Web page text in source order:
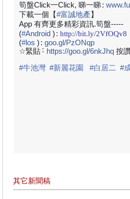
筍盤Click一Click, 睇一睇:
下載一個【#富誠地產】
App 有齊更多精彩資訊.筍盤-----
(#Android ) : http://bit.ly/2VfOQv8
(#los ) : goo.gl/PzONqp
☆緊貼 :https://goo.gl/6nkJhq 按
#牛池灣 #新麗花園 #白居二 #
其它新聞稿